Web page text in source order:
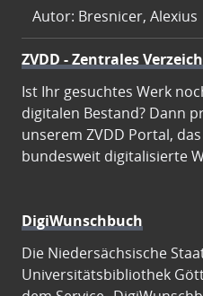
Autor: Bresnicer, Alexius
ZVDD - Zentrales
Ist Ihr gesuchtes Werk
digitalen Bestand? Dann
unserem ZVDD Portal,
bundesweit digitalisierte
DigiWunschbuch
Die Niedersächsische
Universitätsbibliothek